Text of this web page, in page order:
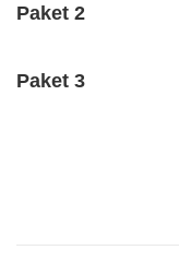
Paket 2
Paket 3